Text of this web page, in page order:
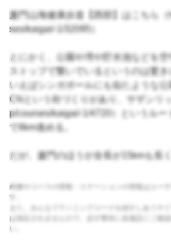
廈門山海健康歩道【西部】はこちら
ses/kaigai/-1/32095）
とにかく、公園や湾や貯水池などを
ストップで繋いでいるというのは驚
いえばシンガポールにも似たような
CNという街づくりがあり、サザンリ
p/courses/kaigai/-1/4720）というル
で8km進める。
だが、廈門のほうが全長が15kmも長
画像やコースの情報・ステーションの情報はユー
す。
また、みんなでランニングコースを紹介しあうサ
は保証されませんので、必ず事前に各施設にご確
い。